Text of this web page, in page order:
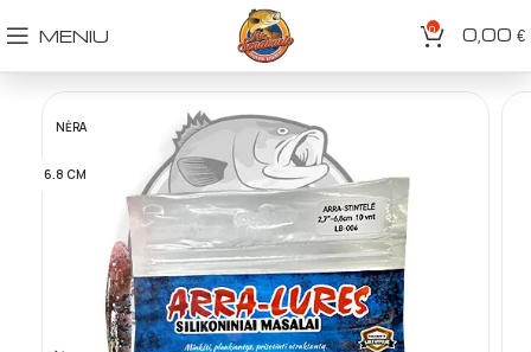
MENIU 0 0,00 €
NĖRA
6.8 CM